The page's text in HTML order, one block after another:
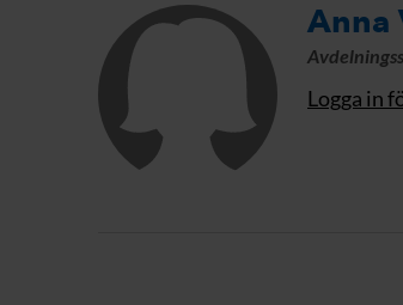
Anna
Logga in